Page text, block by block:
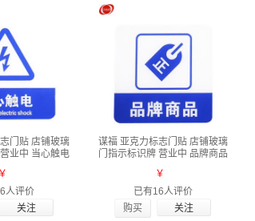
门贴 店铺玻璃
业中 当心触电
￥
人评价
谋福 亚克力标志门贴 店铺玻璃
门指示标识牌 营业中 品牌商品
￥
已有16人评价
购买